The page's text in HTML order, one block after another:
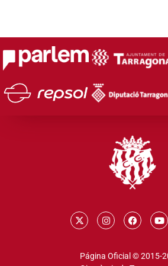
Página Oficial © 2015-